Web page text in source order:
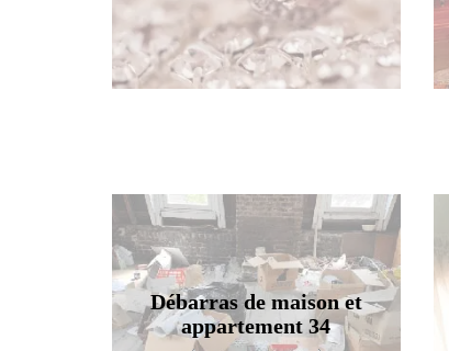
Débarras de maison et
appartement 34